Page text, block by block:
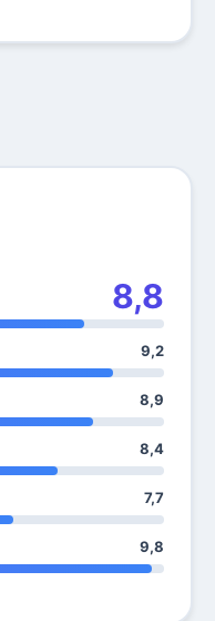
8,8
9,2
8,9
8,4
7,7
9,8